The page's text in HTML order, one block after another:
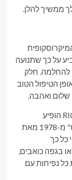
ממשיך להלן.
על כך שתנועה
להחלמה. חלק
הטיפול הטוב
שלום ואהבה.
רוב המומחים מסכימים שראשי התיבות RICE הופיע
לראשונה ברב המכר "ספר רפואת הספורט" מ-1978 מאת
כל כך
בגפה כואבים,
כל נפיחות עם